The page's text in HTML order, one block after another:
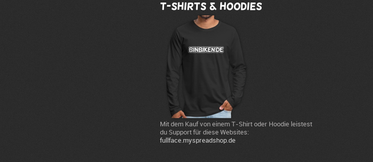
T-Shirts & Hoodies
Mit dem Kauf von einem T-Shirt oder Hoodie leistest
du Support für diese Websites:
fullface.myspreadshop.de